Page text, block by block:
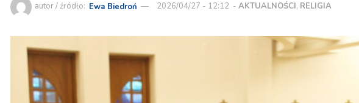
autor / źródło: Ewa Biedroń 2026/04/27 - 12:12 - AKTUALNOŚCI, RELIGIA